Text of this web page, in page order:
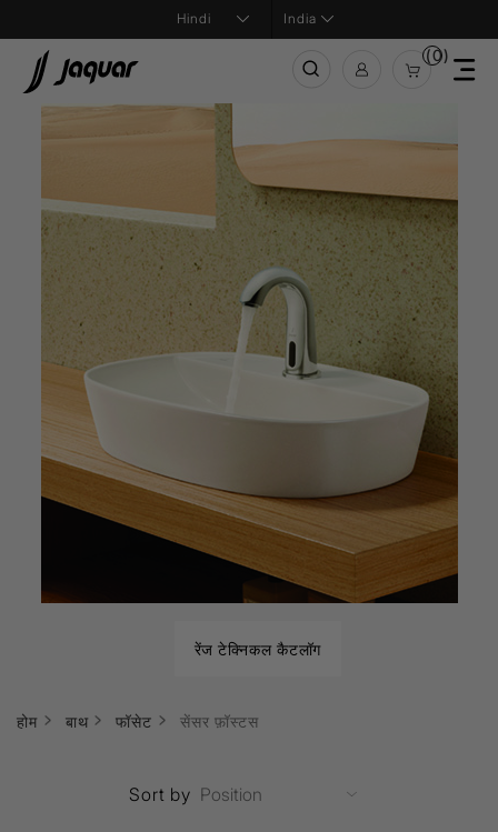
India
(0)
रेंज टेक्निकल कैटलॉग
होम बाथ फॉसेट सेंसर फ़ॉस्टस
Sort by